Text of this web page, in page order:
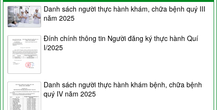
Danh sách người thực hành khám, chữa bệnh quý III
năm 2025
Đính chính thông tin Người đăng ký thực hành Quí
I/2025
Danh sách người thực hành khám bệnh, chữa bệnh
quý IV năm 2025